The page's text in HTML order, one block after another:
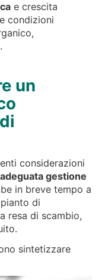
e crescita
condizioni
un
considerazioni
gestione
in breve tempo a
di
resa di scambio,
sintetizzare